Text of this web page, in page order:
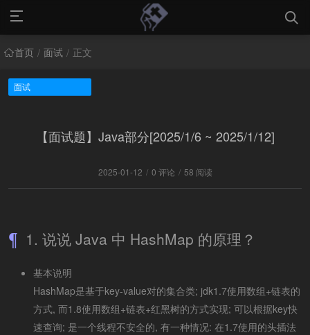
首页 / 面试 / 正文
面试
【面试题】Java部分[2025/1/6 ~ 2025/1/12]
2025-01-12 / 0 评论 / 58 阅读
1. 说说 Java 中 HashMap 的原理？
基本说明
HashMap是基于key-value对的集合类; jdk1.7使用数组+链表的
方式, 而1.8使用数组+链表+红黑树的方式实现; 可以根据key快
速查询; 是一个线程不安全的, 有一种情况: 在1.7使用的头插法